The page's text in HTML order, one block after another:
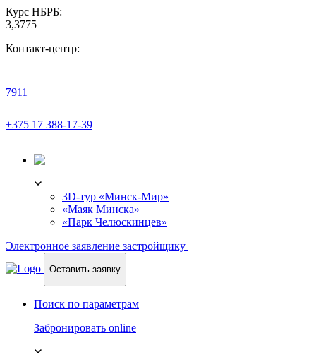
Курс НБРБ:
3,3775
Контакт-центр:
7911
+375 17 388-17-39
3D-тур «Минск-Мир»
«Маяк Минска»
«Парк Челюскинцев»
Электронное заявление застройщику
Оставить заявку
Поиск по параметрам
Забронировать online